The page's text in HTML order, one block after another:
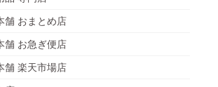
舗 おまとめ店
舗 お急ぎ便店
舗 楽天市場店